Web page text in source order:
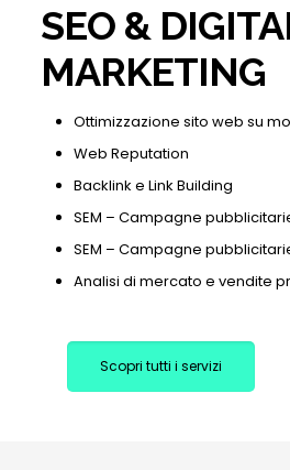
SEO &
MARKETING
Ottimizzazione sito web su
Web Reputation
Backlink e Link Building
SEM – Campagne
SEM – Campagne
Analisi di mercato e vendite
Scopri tutti i servizi